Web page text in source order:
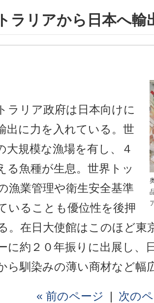
ラリアから日本へ輸
ラリア政府は日本向けに
出に力を入れている。世
大規模な漁場を有し、４
る魚種が生息。世界トッ
漁業管理や衛生安全基準
いることも優位性を後押
。在日大使館はこのほど東
に約２０年振りに出展し、
ら馴染みの薄い商材など幅
« 前のページ | 次の